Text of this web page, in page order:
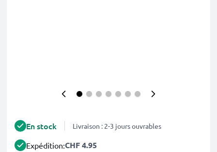
En stock Livraison : 2-3 jours ouvrables
Expédition:CHF 4.95